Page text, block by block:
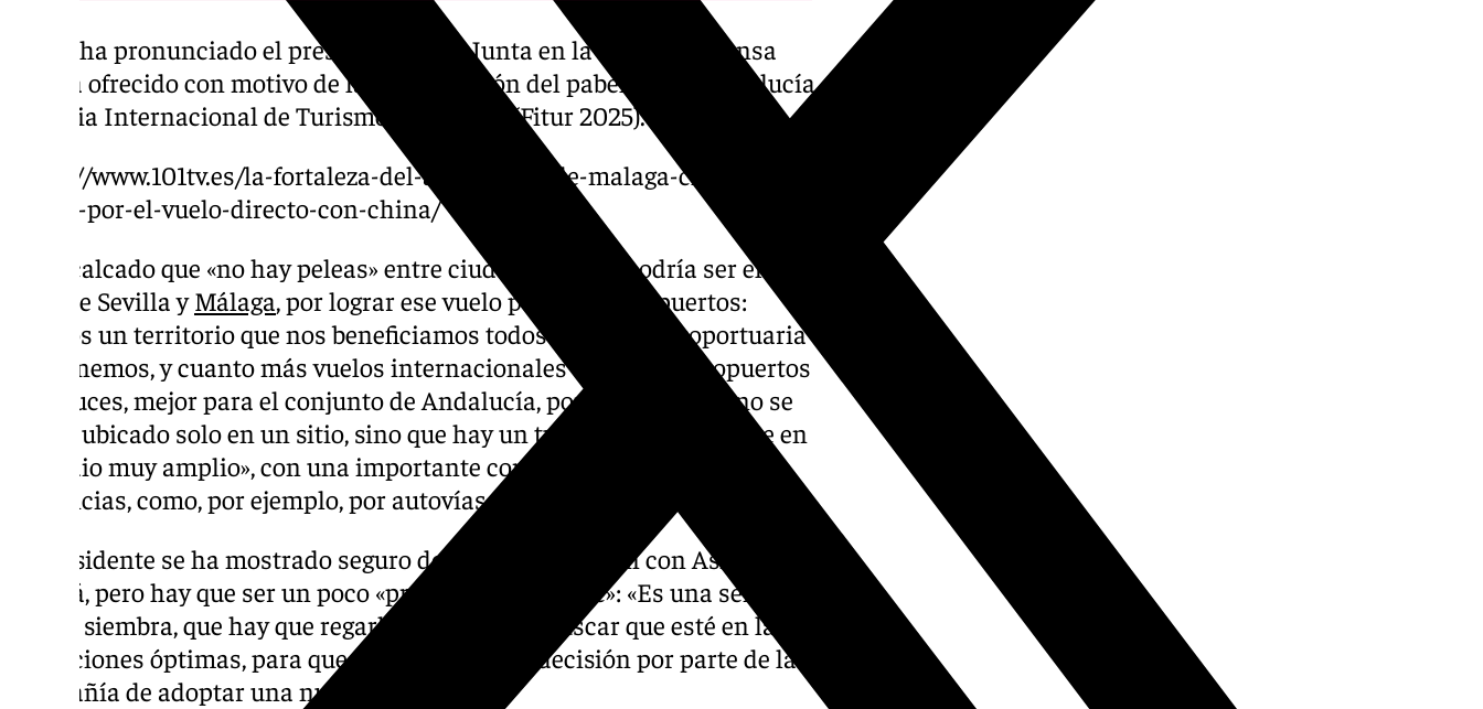
Así se ha pronunciado el presidente de la Junta en la rueda de prensa
que ha ofrecido con motivo de la inauguración del pabellón de Andalucía
en Feria Internacional de Turismo de Madrid (Fitur 2025).
https://www.101tv.es/la-fortaleza-del-aeropuerto-de-malaga-clave-en-la-
pugna-por-el-vuelo-directo-con-china/
Ha recalcado que «no hay peleas» entre ciudades, como podría ser el
caso de Sevilla yMálaga, por lograr ese vuelo para sus aeropuertos:
«Somos un territorio que nos beneficiamos todos de la red aeroportuaria
que tenemos, y cuanto más vuelos internacionales vengan a aeropuertos
andaluces, mejor para el conjunto de Andalucía, porque el turista no se
queda ubicado solo en un sitio, sino que hay un turismo que se mueve en
un radio muy amplio», con una importante conectividad entre las
provincias, como, por ejemplo, por autovías.
El presidente se ha mostrado seguro de que esa conexión con Asia
llegará, pero hay que ser un poco «prudente y paciente»: «Es una semilla
que se siembra, que hay que regarla, que hay que buscar que esté en las
condiciones óptimas, para que después se dé la decisión por parte de la
compañía de adoptar una nueva ruta».